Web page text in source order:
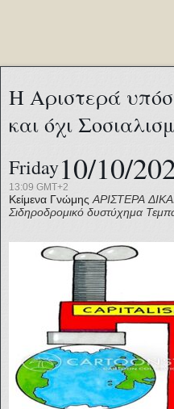
Η Αριστερά
και όχι
Friday10/10/
13:09 GMT+2
Κείμενα Γνώμης ΑΡΙΣΤΕΡΑ
Σιδηροδρομικό δυστύχημα